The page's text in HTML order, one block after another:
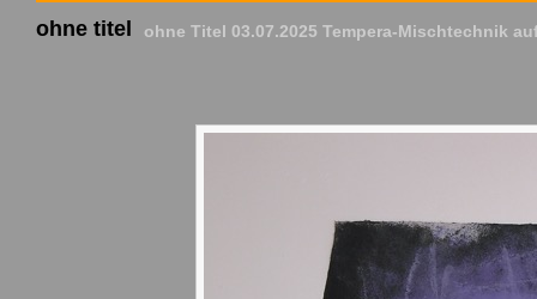
ohne titel ohne Titel 03.07.2025 Tempera-Mischtechnik